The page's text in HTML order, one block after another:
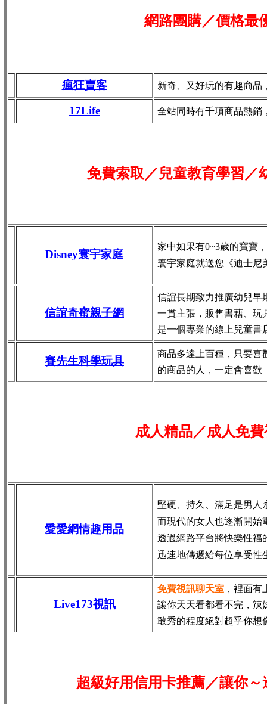
網路團購／價格最
瘋狂賣客 新奇、又好玩的有趣商品
17Life 全站同時有千項商品熱銷
免費索取／兒童教育學習／
Disney寰宇家庭
家中如果有0~3歲的寶寶
寰宇家庭就送您《迪士尼
信誼奇蜜親子網
信誼長期致力推廣幼兒早
一貫主張，販售書藉、
是一個專業的線上兒童書
賽先生科學玩具
商品多達上百種，只要喜
的商品的人，一定會喜歡
成人精品／成人免
愛愛網情趣用品
堅硬、持久、滿足是男人
而現代的女人也逐漸開始
透過網路平台將快樂性福
迅速地傳遞給每位享受性
Live173視訊
免費視訊聊天室 ，裡面
讓你天天看都看不完，辣
敢秀的程度絕對超乎你想
超級好用信用卡推薦／讓你～